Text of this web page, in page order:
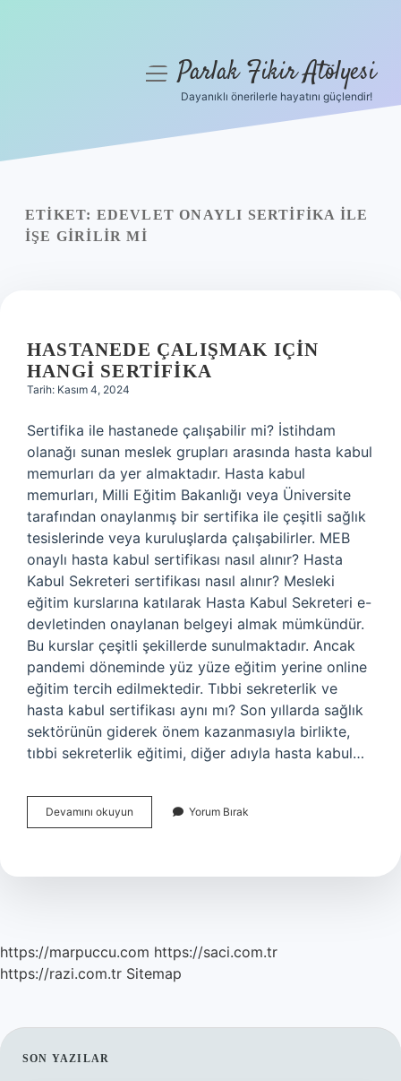
Yasal Uyarı
menüyüParlak Fikir Atölyesi
Dayanıklı önerilerle hayatını güçlendir!
ETIKET: EDEVLET ONAYLI SERTIFIKA ILE
IŞE GIRILIR MI
HASTANEDE ÇALIŞMAK IÇIN
HANGI SERTIFIKA
Tarih: Kasım 4, 2024
Sertifika ile hastanede çalışabilir mi? İstihdam
olanağı sunan meslek grupları arasında hasta kabul
memurları da yer almaktadır. Hasta kabul
memurları, Milli Eğitim Bakanlığı veya Üniversite
tarafından onaylanmış bir sertifika ile çeşitli sağlık
tesislerinde veya kuruluşlarda çalışabilirler. MEB
onaylı hasta kabul sertifikası nasıl alınır? Hasta
Kabul Sekreteri sertifikası nasıl alınır? Mesleki
eğitim kurslarına katılarak Hasta Kabul Sekreteri e-
devletinden onaylanan belgeyi almak mümkündür.
Bu kurslar çeşitli şekillerde sunulmaktadır. Ancak
pandemi döneminde yüz yüze eğitim yerine online
eğitim tercih edilmektedir. Tıbbi sekreterlik ve
hasta kabul sertifikası aynı mı? Son yıllarda sağlık
sektörünün giderek önem kazanmasıyla birlikte,
tıbbi sekreterlik eğitimi, diğer adıyla hasta kabul…
Devamını okuyun Hastanede
Çalışmak
Sertifika
Yorum Bırak
https://marpuccu.com https://saci.com.tr
https://razi.com.tr Sitemap
SIDEBAR
SON YAZILAR